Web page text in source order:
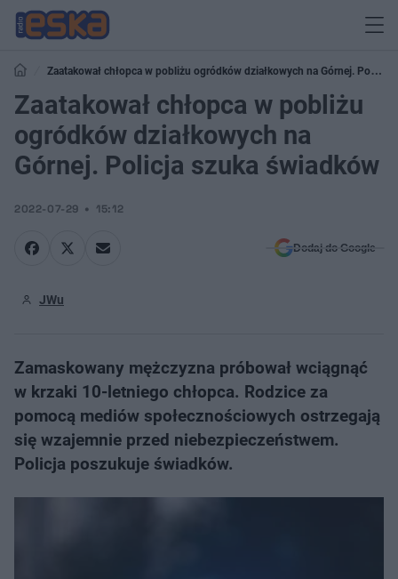
Zaatakował chłopca w pobliżu ogródków działkowych na Górnej. Policja
szuka świadków
Zaatakował chłopca w pobliżu
ogródków działkowych na
Górnej. Policja szuka świadków
2022-07-29 15:12
Dodaj do Google
JWu
Zamaskowany mężczyzna próbował wciągnąć
w krzaki 10-letniego chłopca. Rodzice za
pomocą mediów społecznościowych ostrzegają
się wzajemnie przed niebezpieczeństwem.
Policja poszukuje świadków.